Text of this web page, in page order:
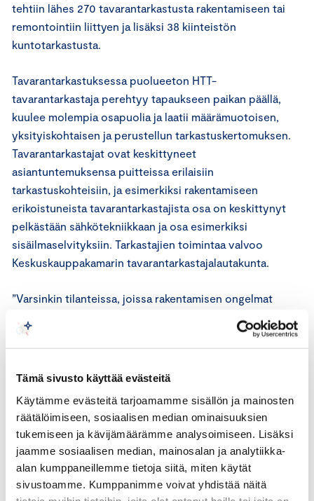
Tämä sivusto käyttää evästeitä
Käytämme evästeitä tarjoamamme sisällön ja mainosten
räätälöimiseen, sosiaalisen median ominaisuuksien
tukemiseen ja kävijämäärämme analysoimiseen. Lisäksi
jaamme sosiaalisen median, mainosalan ja analytiikka-
alan kumppaneillemme tietoja siitä, miten käytät
sivustoamme. Kumppanimme voivat yhdistää näitä
tehtiin lähes 270 tavarantarkastusta rakentamiseen tai
remontointiin liittyen ja lisäksi 38 kiinteistön
kuntotarkastusta.
Tavarantarkastuksessa puolueeton HTT-
tavarantarkastaja perehtyy tapaukseen paikan päällä,
kuulee molempia osapuolia ja laatii määrämuotoisen,
yksityiskohtaisen ja perustellun tarkastuskertomuksen.
Tavarantarkastajat ovat keskittyneet
asiantuntemuksensa puitteissa erilaisiin
tarkastuskohteisiin, ja esimerkiksi rakentamiseen
erikoistuneista tavarantarkastajista osa on keskittynyt
pelkästään sähkötekniikkaan ja osa esimerkiksi
sisäilmaselvityksiin. Tarkastajien toimintaa valvoo
Keskuskauppakamarin tavarantarkastajalautakunta.
”Varsinkin tilanteissa, joissa rakentamisen ongelmat
vaikuttavat merkittävästi asumismukavuuteen tai jopa
turvallisuuteen, riidan ei kannata antaa pitkittyä”, sanoo
Harju.
Keskuskauppakamari kannustaa avoimeen keskusteluun
urakoitsijan kanssa, mikäli rakentamisen laatu ei vastaa
odotuksia.
”Ensisijainen keino on aina reklamoida urakoitsijalle ja
pyrkiä sopimaan erimielisyys esimerkiksi ehdottamalla
virheiden korjaamista tai rahallista korvausta. Mikäli